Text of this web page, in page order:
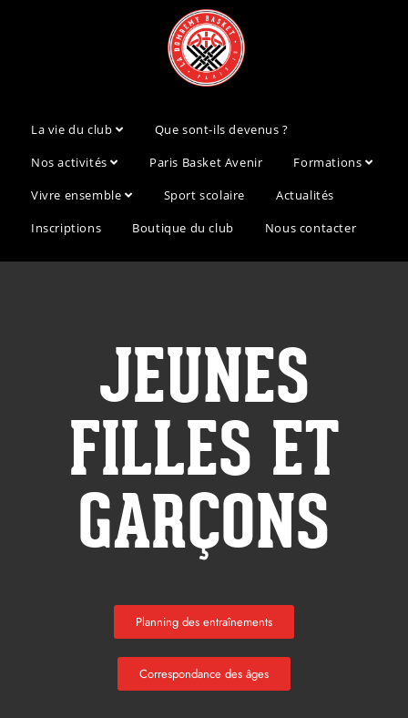
La vie du club
Que sont-ils devenus ?
Nos activités
Paris Basket Avenir
Formations
Vivre ensemble
Sport scolaire
Actualités
Inscriptions
Boutique du club Nous contacter
JEUNES
FILLES ET
GARÇONS
Planning des entraînements
Correspondance des âges